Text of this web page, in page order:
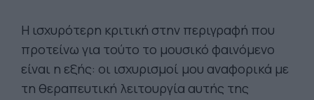
Η ισχυρότερη κριτική στην περιγραφή που
προτείνω για τούτο το μουσικό φαινόμενο
είναι η εξής: οι ισχυρισμοί μου αναφορικά με
τη θεραπευτική λειτουργία αυτής της